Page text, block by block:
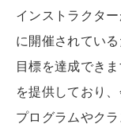
インストラクタ
に開催されてい
目標を達成でき
を提供しており
プログラムやク